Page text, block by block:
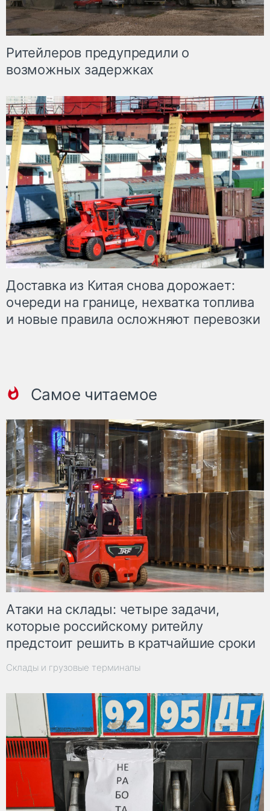
Ритейлеров предупредили о
возможных задержках
Доставка из Китая снова дорожает:
очереди на границе, нехватка топлива
и новые правила осложняют перевозки
Самое читаемое
Атаки на склады: четыре задачи,
которые российскому ритейлу
предстоит решить в кратчайшие сроки
Склады и грузовые терминалы